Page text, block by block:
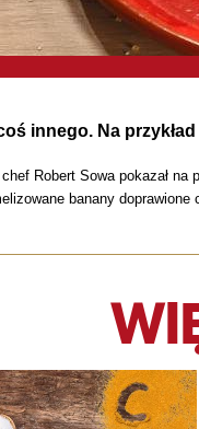
innego. Na
Robert Sowa pokazał
banany